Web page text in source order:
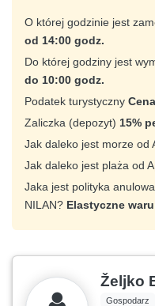
O której godzinie jest
od 14:00 godz.
Do której godziny jest
do 10:00 godz.
Podatek turystyczny
Zaliczka (depozyt) 15%
Jak daleko jest morze od
Jak daleko jest plaża od
Jaka jest polityka
NILAN? Elastyczne
Željko
Gospodarz